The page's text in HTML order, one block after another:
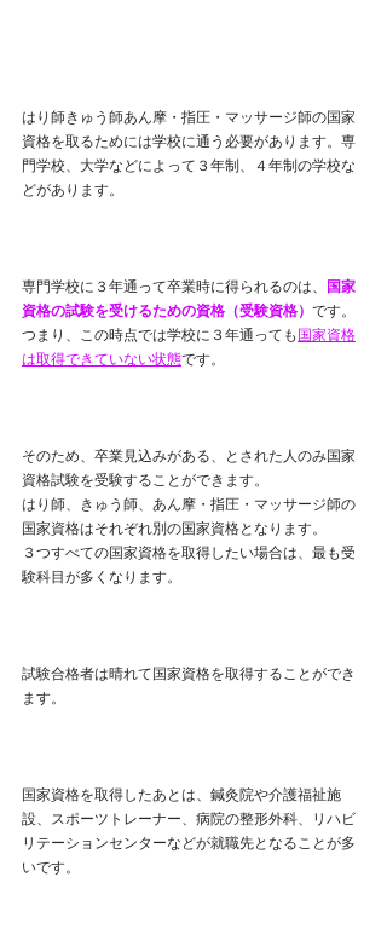
はり師きゅう師あん摩・指圧・マッサージ師の国家
資格を取るためには学校に通う必要があります。専
門学校、大学などによって３年制、４年制の学校な
どがあります。
専門学校に３年通って卒業時に得られるのは、 国家
資格の試験を受けるための資格（受験資格） です。
つまり、この時点では学校に３年通っても 国家資格
は取得できていない状態です。
そのため、卒業見込みがある、とされた人のみ国家
資格試験を受験することができます。
はり師、きゅう師、あん摩・指圧・マッサージ師の
国家資格はそれぞれ別の国家資格となります。
３つすべての国家資格を取得したい場合は、最も受
験科目が多くなります。
試験合格者は晴れて国家資格を取得することができ
ます。
国家資格を取得したあとは、鍼灸院や介護福祉施
設、スポーツトレーナー、病院の整形外科、リハビ
リテーションセンターなどが就職先となることが多
いです。